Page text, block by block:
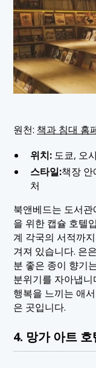
원천: 책과 침대 홈
위치:도쿄, 오
스타일:책장 안
처
북앤베드는 도서
을 위한 캡슐 호텔
계 각국의 서적까
겨져 있습니다. 은
분 좋은 종이 향기
분위기를 자아냅
행복을 느끼는 애
은 곳입니다.
4. 망가 아트 호